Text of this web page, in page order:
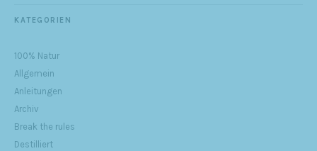
KATEGORIEN
100% Natur
Allgemein
Anleitungen
Archiv
Break the rules
Destilliert